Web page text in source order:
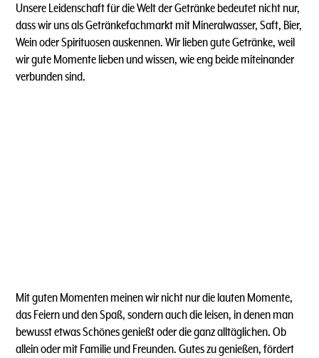
Unsere Leidenschaft für die Welt der Getränke bedeutet nicht nur,
dass wir uns als Getränkefachmarkt mit Mineralwasser, Saft, Bier,
Wein oder Spirituosen auskennen. Wir lieben gute Getränke, weil
wir gute Momente lieben und wissen, wie eng beide miteinander
verbunden sind.
Mit guten Momenten meinen wir nicht nur die lauten Momente,
das Feiern und den Spaß, sondern auch die leisen, in denen man
bewusst etwas Schönes genießt oder die ganz alltäglichen. Ob
allein oder mit Familie und Freunden. Gutes zu genießen, fördert